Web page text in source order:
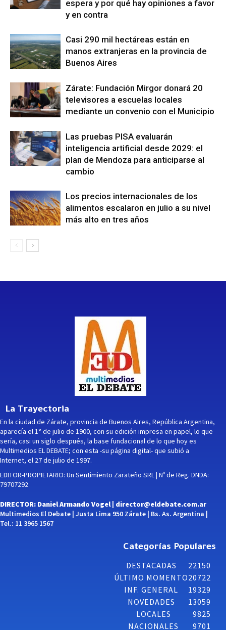
espera y por qué hay opiniones a favor
y en contra
Casi 290 mil hectáreas están en
manos extranjeras en la provincia de
Buenos Aires
Zárate: Fundación Mirgor donará 20
televisores a escuelas locales
mediante un convenio con el Municipio
Las pruebas PISA evaluarán
inteligencia artificial desde 2029: el
plan de Mendoza para anticiparse al
cambio
Los precios internacionales de los
alimentos escalaron en julio a su nivel
más alto en tres años
La Trayectoria
En la ciudad de Zárate, provincia de Buenos Aires, República Argentina,
aparecía el 1° de julio de 1900, con su edición impresa en papel, lo que
sería, casi un siglo después, la base fundacional de lo que hoy es
Multimedios EL DEBATE; con esta -su página digital- que subió a
Internet, el 27 de julio de 1997.
EDITOR-PROPIETARIO: Un Sentimiento Zarateño SRL | Nº de Reg. DNDA:
79707292
DIRECTOR: Daniel Armando Vogel | director@eldebate.com.ar
Multimedios El Debate | Justa Lima 950 Zárate | Bs. As. Argentina |
Tel.: 11 3965 1567
Categorías Populares
DESTACADAS
22150
ÚLTIMO MOMENTO20722
INF. GENERAL
19329
NOVEDADES
13059
LOCALES
9825
NACIONALES
9701